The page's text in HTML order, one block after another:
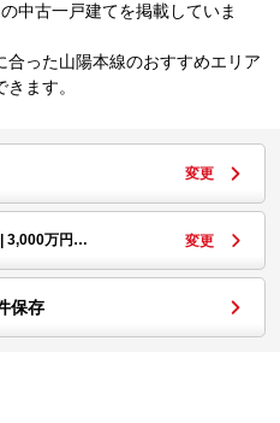
中古一戸建てを掲載していま
った山陽本線のおすすめエリア
ます。
変更
3,000万円… 変更
保存